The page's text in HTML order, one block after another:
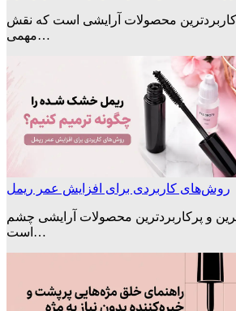
محصولات آرایشی است که نقش
مهمی…
روش‌های کاربردی برای افزایش عمر ریمل
و پرکاربردترین محصولات آرایشی چشم
است…